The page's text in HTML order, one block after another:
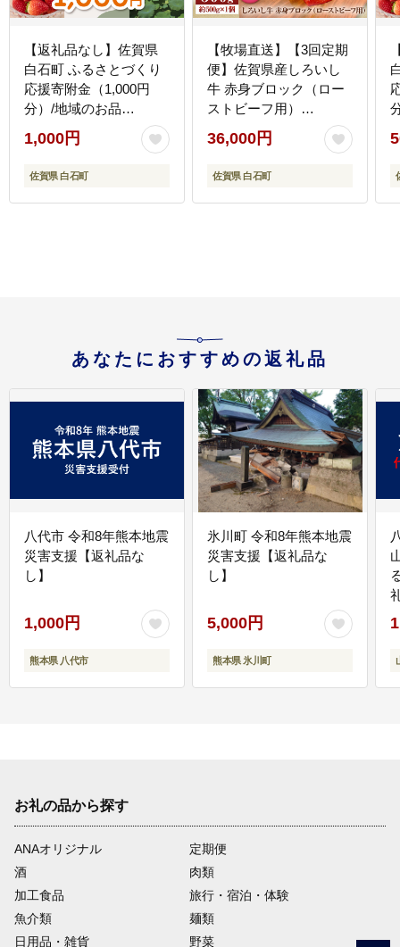
【返礼品なし】佐賀県
白石町 ふるさとづくり
応援寄附金（1,000円
分）/地域のお品
[IZY003]
1,000円
佐賀県 白石町
【牧場直送】【3回定期
便】佐賀県産しろいし
牛 赤身ブロック（ロー
ストビーフ用）
500g【有限会社佐賀セ
ントラル牧場】牛肉
[IAH136]
36,000円
佐賀県 白石町
あなたにおすすめの返礼品
八代市 令和8年熊本地震
災害支援【返礼品な
し】
1,000円
熊本県 八代市
氷川町 令和8年熊本地震
災害支援【返礼品な
し】
5,000円
熊本県 氷川町
お礼の品から探す
ANAオリジナル
定期便
酒
肉類
加工食品
旅行・宿泊・体験
魚介類
麺類
日用品・雑貨
野菜